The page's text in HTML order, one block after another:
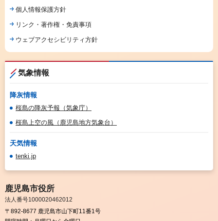
個人情報保護方針
リンク・著作権・免責事項
ウェブアクセシビリティ方針
気象情報
降灰情報
桜島の降灰予報（気象庁）
桜島上空の風（鹿児島地方気象台）
天気情報
tenki.jp
鹿児島市役所
法人番号1000020462012
〒892-8677 鹿児島市山下町11番1号